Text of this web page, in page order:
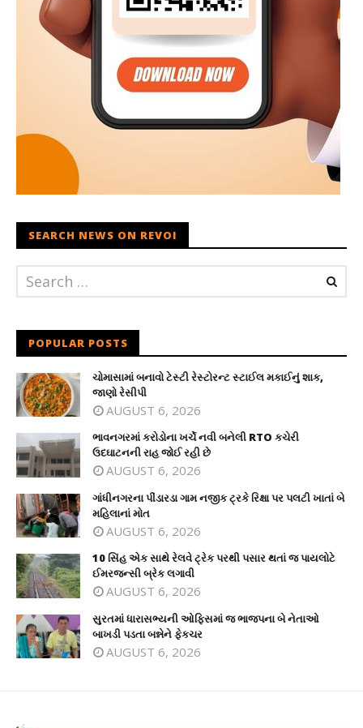
SEARCH NEWS ON REVOI
POPULAR POSTS
ચોમાસામાં બનાવો ટેસ્ટી રેસ્ટોરન્ટ સ્ટાઈલ મકાઈનું શાક,
જાણો રેસીપી
AUGUST 6, 2026
ભાવનગરમાં કરોડોના ખર્ચે નવી બનેલી RTO કચેરી
ઉદઘાટનની રાહ જોઈ રહી છે
AUGUST 6, 2026
ગાંધીનગરના પીંડારડા ગામ નજીક ટ્રકે રિક્ષા પર પલટી ખાતાં બે
મહિલાનાં મોત
AUGUST 6, 2026
10 સિંહ એક સાથે રેલવે ટ્રેક પરથી પસાર થતાં જ પાયલોટે
ઈમરજન્સી બ્રેક લગાવી
AUGUST 6, 2026
સુરતમાં ધારાસભ્યની ઓફિસમાં જ ભાજપના બે નેતાઓ
બાખડી પડતા બન્નેને ફેકચર
AUGUST 6, 2026